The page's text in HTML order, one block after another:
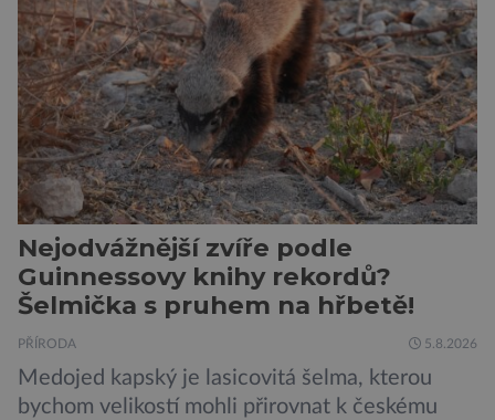
vnímat prostřednictvím mechanických podnětů
a samy také vydávají zvuky […]
Nejodvážnější zvíře podle
Guinnessovy knihy rekordů?
Šelmička s pruhem na hřbetě!
PŘÍRODA 5.8.2026
Medojed kapský je lasicovitá šelma, kterou
bychom velikostí mohli přirovnat k českému